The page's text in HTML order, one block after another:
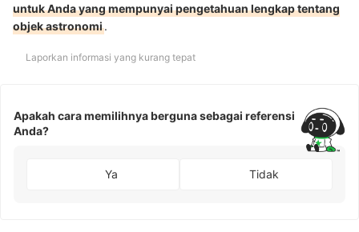
untuk Anda yang mempunyai pengetahuan lengkap tentang
objek astronomi.
Laporkan informasi yang kurang tepat
Apakah cara memilihnya berguna sebagai referensi
Anda?
Ya Tidak